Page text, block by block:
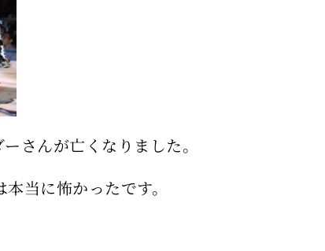
さんが亡くなりました。
当に怖かったです。